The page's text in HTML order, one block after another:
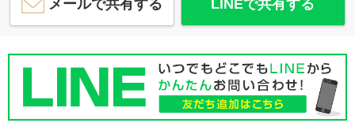
メールで共有する LINEで共有する